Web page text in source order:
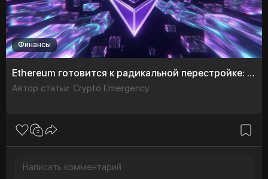
Финансы
Ethereum готовится к радикальной перестройке: параллельное выполнение транзакций уже на подходе
Автор статьи: Crypto Emergency